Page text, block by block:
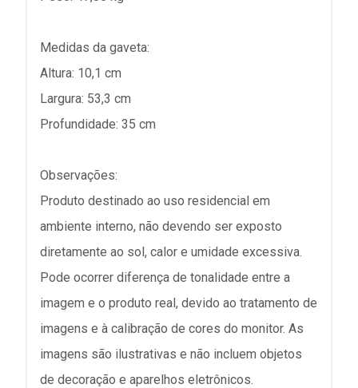
Medidas da gaveta:
Altura: 10,1 cm
Largura: 53,3 cm
Profundidade: 35 cm
Observações:
Produto destinado ao uso residencial em
ambiente interno, não devendo ser exposto
diretamente ao sol, calor e umidade excessiva.
Pode ocorrer diferença de tonalidade entre a
imagem e o produto real, devido ao tratamento de
imagens e à calibração de cores do monitor. As
imagens são ilustrativas e não incluem objetos
de decoração e aparelhos eletrônicos.